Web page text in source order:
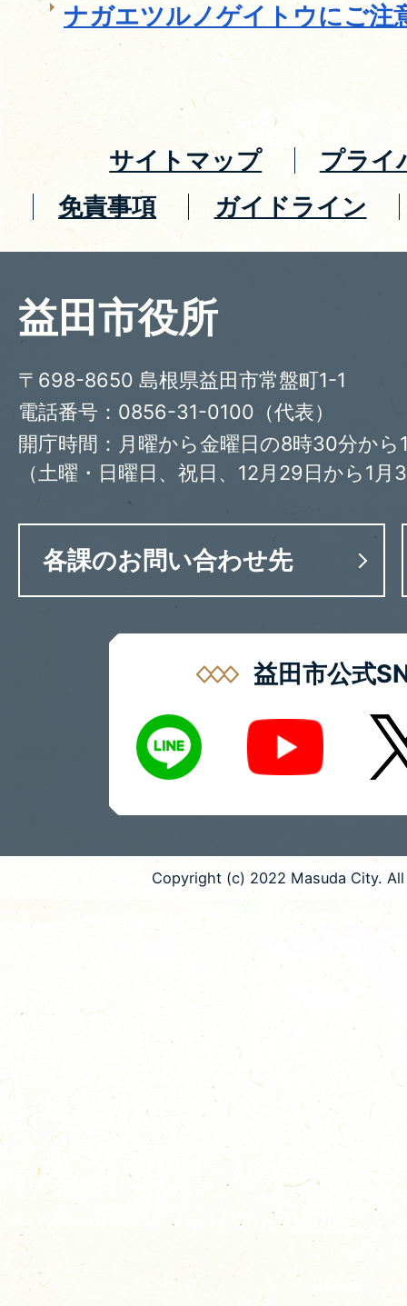
ナガエツルノゲイトウにご注
サイトマップ
プライ
免責事項
ガイドライン
益田市役所
〒698-8650 島根県益田市常盤町1-1
電話番号：0856-31-0100（代表）
開庁時間：月曜から金曜日の8時30分から
（土曜・日曜日、祝日、12月29日から1月
各課のお問い合わせ先
益田市公式
LINE
Youtube X
Copyright (c) 2022 Masuda City.